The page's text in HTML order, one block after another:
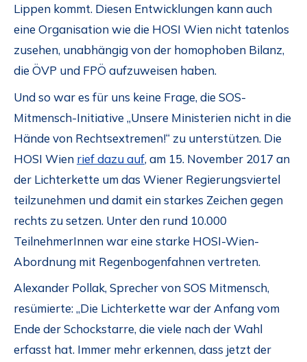
Lippen kommt. Diesen Entwicklungen kann auch
eine Organisation wie die HOSI Wien nicht tatenlos
zusehen, unabhängig von der homophoben Bilanz,
die ÖVP und FPÖ aufzuweisen haben.
Und so war es für uns keine Frage, die SOS-
Mitmensch-Initiative „Unsere Ministerien nicht in die
Hände von Rechtsextremen!“ zu unterstützen. Die
HOSI Wien rief dazu auf, am 15. November 2017 an
der Lichterkette um das Wiener Regierungsviertel
teilzunehmen und damit ein starkes Zeichen gegen
rechts zu setzen. Unter den rund 10.000
TeilnehmerInnen war eine starke HOSI-Wien-
Abordnung mit Regenbogenfahnen vertreten.
Alexander Pollak, Sprecher von SOS Mitmensch,
resümierte: „Die Lichterkette war der Anfang vom
Ende der Schockstarre, die viele nach der Wahl
erfasst hat. Immer mehr erkennen, dass jetzt der